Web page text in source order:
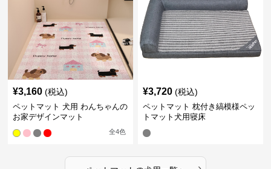
¥3,160 (税込)
ペットマット 犬用 わんちゃんの
お家デザインマット
全4色
¥3,720 (税込)
ペットマット 枕付き縞模様ペッ
トマット犬用寝床